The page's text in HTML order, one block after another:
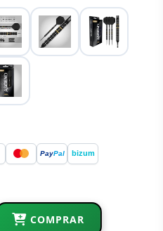
PayPal bizum
COMPRAR